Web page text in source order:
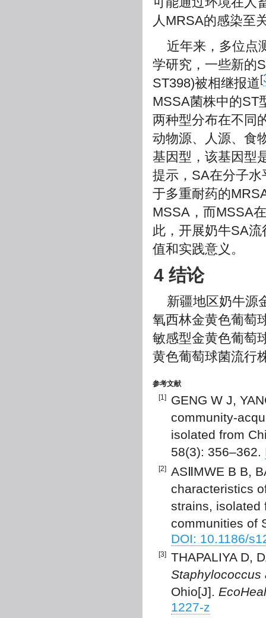
人MRSA的感染至
近年来，多位点
学研究，一些新的
ST398)被相继报道[
MSSA菌株中的ST
两种型分布在不同
动物源、人源、食
基因型，该基因型
提示，SA在分子
于多重耐药的
MSSA，而MSSA
此，开展奶牛SA
值和实践意义。
4 结论
新疆地区奶牛源
氧西林金黄色葡萄
敏感型金黄色葡萄
黄色葡萄球菌流行
参考文献
[1]
GENG W J,
community-
isolated from
58(3): 356–362.
[2]
ASⅡMWE B B,
characteristics
strains, isolated
communities of
DOI: 10.1186/
[3]
THAPALIYA D,
Staphylococcus
Ohio[J].
1227-z